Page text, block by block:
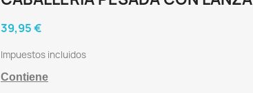
39,95 €
Impuestos incluidos
Contiene